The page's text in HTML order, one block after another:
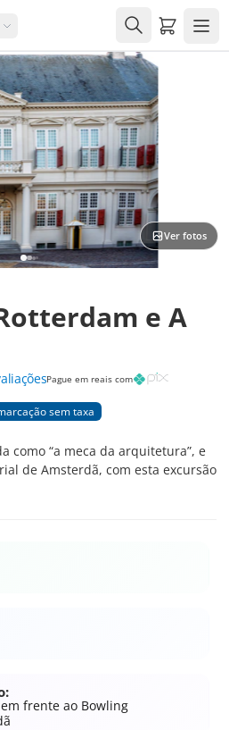
Carrito
Ver fotos
e A
Pague em reais com
sem taxa
como “a meca da arquitetura”, e
de Amsterdã, com esta excursão
frente ao Bowling